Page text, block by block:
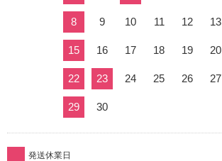
8 9 10 11 12 13
15 16 17 18 19 20
22 23 24 25 26 27
29 30
発送休業日